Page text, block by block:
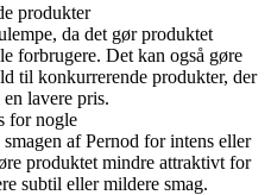
produkter
da det gør produktet
forbrugere. Det kan også gøre
til konkurrerende produkter, der
lavere pris.
for nogle
af Pernod for intens eller
produktet mindre attraktivt for
subtil eller mildere smag.